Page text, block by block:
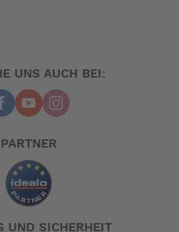
UNS AUCH BEI:
PARTNER
UND SICHERHEIT